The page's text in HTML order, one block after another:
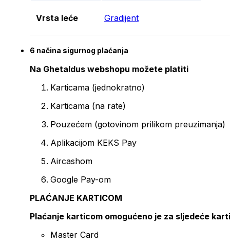
Vrsta leće Gradijent
6 načina sigurnog plaćanja
Na Ghetaldus webshopu možete platiti
Karticama (jednokratno)
Karticama (na rate)
Pouzećem (gotovinom prilikom preuzimanja)
Aplikacijom KEKS Pay
Aircashom
Google Pay-om
PLAĆANJE KARTICOM
Plaćanje karticom omogućeno je za sljedeće
Master Card